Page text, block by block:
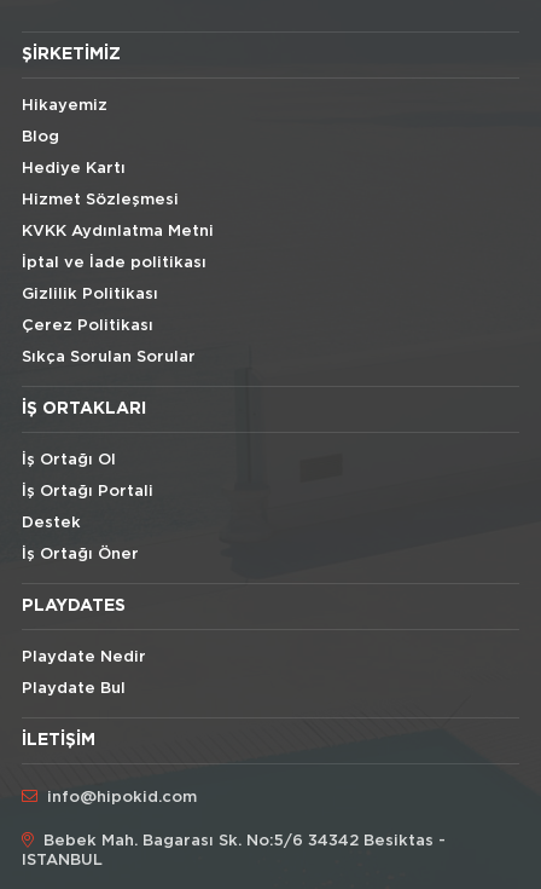
ŞIRKETIMIZ
Hikayemiz
Blog
Hediye Kartı
Hizmet Sözleşmesi
KVKK Aydınlatma Metni
İptal ve İade politikası
Gizlilik Politikası
Çerez Politikası
Sıkça Sorulan Sorular
İŞ ORTAKLARI
İş Ortağı Ol
İş Ortağı Portali
Destek
İş Ortağı Öner
PLAYDATES
Playdate Nedir
Playdate Bul
İLETIŞIM
info@hipokid.com
Bebek Mah. Bagarası Sk. No:5/6 34342 Besiktas -
ISTANBUL